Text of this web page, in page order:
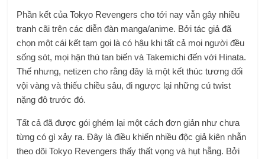
Phần kết của Tokyo Revengers cho tới nay vẫn gây nhiều
tranh cãi trên các diễn đàn manga/anime. Bởi tác giả đã
chọn một cái kết tạm gọi là có hậu khi tất cả mọi người đều
sống sót, mọi hận thù tan biến và Takemichi đến với Hinata.
Thế nhưng, netizen cho rằng đây là một kết thúc tương đối
vội vàng và thiếu chiều sâu, đi ngược lại những cú twist
nặng đô trước đó.
Tất cả đã được gói ghém lại một cách đơn giản như chưa
từng có gì xảy ra. Đây là điều khiến nhiều độc giả kiên nhẫn
theo dõi Tokyo Revengers thấy thất vọng và hụt hẫng. Bởi